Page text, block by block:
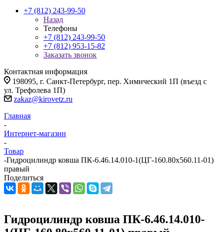
+7 (812) 243-99-50
Назад
Телефоны
+7 (812) 243-99-50
+7 (812) 953-15-82
Заказать звонок
Контактная информация
198095, г. Санкт-Петербург, пер. Химический 1П (въезд с
ул. Трефолева 1П)
zakaz@kirovetz.ru
Главная
-
Интернет-магазин
-
Товар
-Гидроцилиндр ковша ПК-6.46.14.010-1(ЦГ-160.80х560.11-01)
правый
Поделиться
Гидроцилиндр ковша ПК-6.46.14.010-